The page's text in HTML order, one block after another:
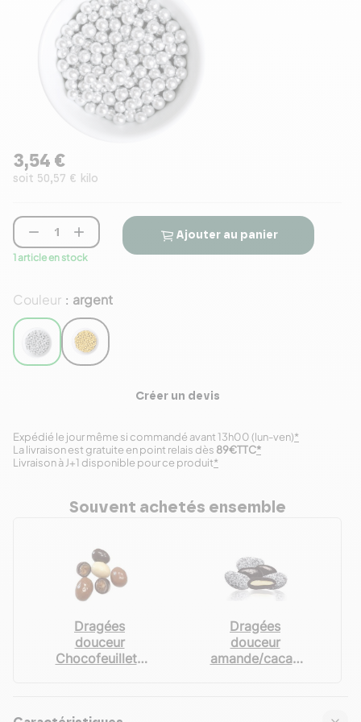
3,54 €
soit 50,57 € kilo
Couleur : argent
 
1 article en stock
Ajouter au panier
Créer un devis
Expédié le jour même si commandé avant 13h00 (lun-ven)*
Livraison à J+1 disponible pour ce produit*
La livraison est gratuite en point relais dès 89€TTC*
Souvent achetés ensemble
Dragées
douceur
Chocofeuilleté
Dragées
douceur
amande/cacao